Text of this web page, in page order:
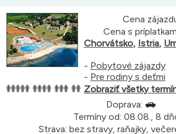
Cena
Cena s
Chorvátsko, Istria,
- Pobytové zájazdy
- Pre rodiny s deťmi
Zobraziť všetky
Doprava:
Termíny od: 08.08., 8
Strava: bez stravy, raňajky,